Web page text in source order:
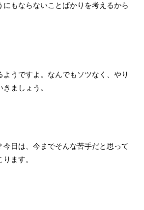
もならないことばかりを考えるから
うですよ。なんでもソツなく、やり
ましょう。
日は、今までそんな苦手だと思って
ます。